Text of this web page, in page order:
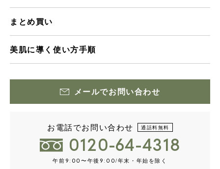
まとめ買い
美肌に導く使い方手順
メールでお問い合わせ
お電話でお問い合わせ 通話料無料
0120-64-4318
午前 9:00 〜午後 9:00/年末・年始を除く